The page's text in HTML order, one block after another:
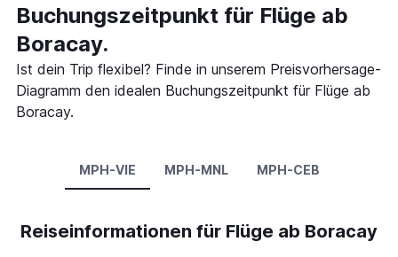
Buchungszeitpunkt für Flüge ab
Boracay.
Ist dein Trip flexibel? Finde in unserem Preisvorhersage-
Diagramm den idealen Buchungszeitpunkt für Flüge ab
Boracay.
MPH-VIE MPH-MNL MPH-CEB
Reiseinformationen für Flüge ab Boracay